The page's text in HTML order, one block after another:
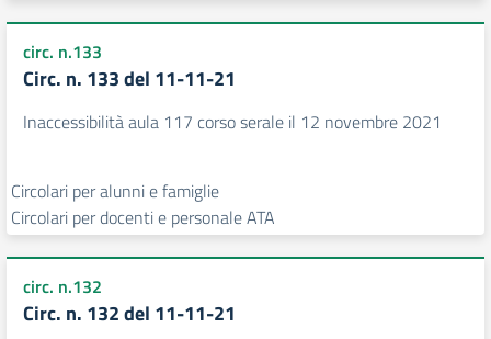
circ. n.133
Circ. n. 133 del 11-11-21
Inaccessibilità aula 117 corso serale il 12 novembre 2021
Circolari per alunni e famiglie
Circolari per docenti e personale ATA
circ. n.132
Circ. n. 132 del 11-11-21